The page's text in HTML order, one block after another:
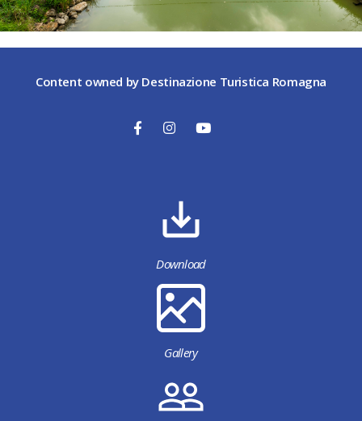
Content owned by Destinazione Turistica Romagna
Download
Gallery